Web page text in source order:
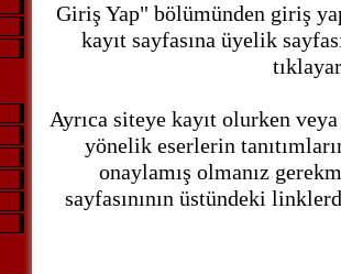
Giriş Yap" bölümünden giriş
kayıt sayfasına üyelik
Ayrıca siteye kayıt olurken
yönelik eserlerin
onaylamış olmanız
sayfasınının üstündeki